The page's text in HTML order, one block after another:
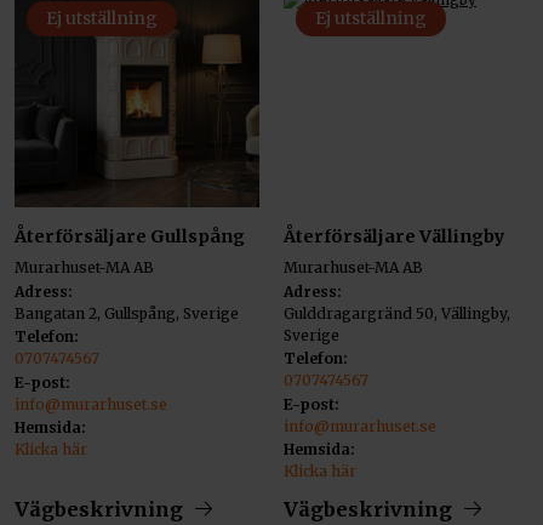
Ej utställning
Återförsäljare Gullspång
Murarhuset-MA AB
Adress:
Bangatan 2, Gullspång, Sverige
Telefon:
0707474567
E-post:
info@murarhuset.se
Hemsida:
Klicka här
Vägbeskrivning
Ej utställning
Återförsäljare Vällingby
Murarhuset-MA AB
Adress:
Gulddragargränd 50, Vällingby,
Sverige
Telefon:
0707474567
E-post:
info@murarhuset.se
Hemsida:
Klicka här
Vägbeskrivning